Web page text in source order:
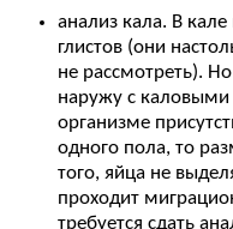
анализ кала. В
глистов (они
не рассмотреть).
наружу с
организме
одного пола, то
того, яйца не
проходит
требуется сдать